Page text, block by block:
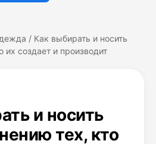
/ Как выбирать и носить
их создает и производит
и носить
тех, кто